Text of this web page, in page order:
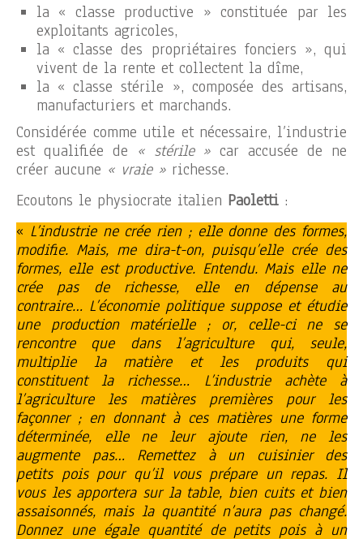
la « classe productive » constituée par les
exploitants agricoles,
la « classe des propriétaires fonciers », qui
vivent de la rente et collectent la dîme,
la « classe stérile », composée des artisans,
manufacturiers et marchands.
Considérée comme utile et nécessaire, l’industrie
est qualifiée de « stérile » car accusée de ne
créer aucune « vraie » richesse.
Ecoutons le physiocrate italien Paoletti :
« L’industrie ne crée rien ; elle donne des formes,
modifie. Mais, me dira-t-on, puisqu’elle crée des
formes, elle est productive. Entendu. Mais elle ne
crée pas de richesse, elle en dépense au
contraire… L’économie politique suppose et étudie
une production matérielle ; or, celle-ci ne se
rencontre que dans l’agriculture qui, seule,
multiplie la matière et les produits qui
constituent la richesse… L’industrie achète à
l’agriculture les matières premières pour les
façonner ; en donnant à ces matières une forme
déterminée, elle ne leur ajoute rien, ne les
augmente pas… Remettez à un cuisinier des
petits pois pour qu’il vous prépare un repas. Il
vous les apportera sur la table, bien cuits et bien
assaisonnés, mais la quantité n’aura pas changé.
Donnez une égale quantité de petits pois à un